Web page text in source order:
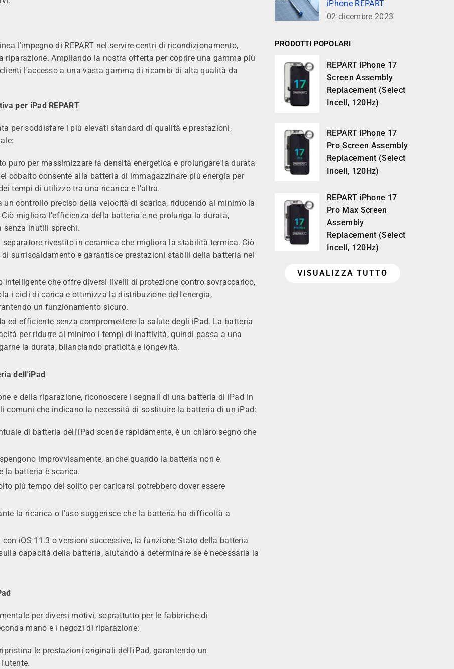
l'impegno di REPART nel servire centri di ricondizionamento,
Ampliando la nostra offerta per coprire una gamma più
l'accesso a una vasta gamma di ricambi di alta qualità da
per iPad REPART
per soddisfare i più elevati standard di qualità e prestazioni,
puro per massimizzare la densità energetica e prolungare la durata
cobalto consente alla batteria di immagazzinare più energia per
tempi di utilizzo tra una ricarica e l'altra.
un controllo preciso della velocità di scarica, riducendo al minimo la
migliora l'efficienza della batteria e ne prolunga la durata,
senza inutili sprechi.
separatore rivestito in ceramica che migliora la stabilità termica. Ciò
surriscaldamento e garantisce prestazioni stabili della batteria nel
intelligente che offre diversi livelli di protezione contro sovraccarico,
i cicli di carica e ottimizza la distribuzione dell'energia,
un funzionamento sicuro.
ed efficiente senza compromettere la salute degli iPad. La batteria
per ridurre al minimo i tempi di inattività, quindi passa a una
la durata, bilanciando praticità e longevità.
dell'iPad
e della riparazione, riconoscere i segnali di una batteria di iPad in
comuni che indicano la necessità di sostituire la batteria di un iPad:
di batteria dell'iPad scende rapidamente, è un chiaro segno che
improvvisamente, anche quando la batteria non è
la batteria è scarica.
più tempo del solito per caricarsi potrebbero dover essere
la ricarica o l'uso suggerisce che la batteria ha difficoltà a
con iOS 11.3 o versioni successive, la funzione Stato della batteria
capacità della batteria, aiutando a determinare se è necessaria la
per diversi motivi, soprattutto per le fabbriche di
mano e i negozi di riparazione:
le prestazioni originali dell'iPad, garantendo un
iPhone REPART
02 dicembre 2023
PRODOTTI POPOLARI
REPART iPhone 17
Screen Assembly
Replacement (Select
Incell, 120Hz)
REPART iPhone 17
Pro Screen Assembly
Replacement (Select
Incell, 120Hz)
REPART iPhone 17
Pro Max Screen
Assembly
Replacement (Select
Incell, 120Hz)
VISUALIZZA TUTTO